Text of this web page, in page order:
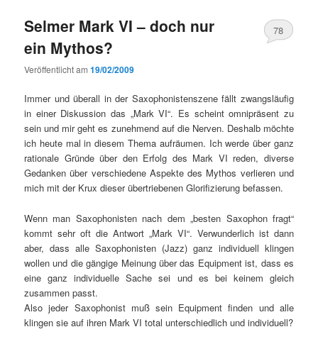
Selmer Mark VI – doch nur
ein Mythos?
Veröffentlicht am19/02/2009
78
Immer und überall in der Saxophonistenszene fällt zwangsläufig
in einer Diskussion das „Mark VI“. Es scheint omnipräsent zu
sein und mir geht es zunehmend auf die Nerven. Deshalb möchte
ich heute mal in diesem Thema aufräumen. Ich werde über ganz
rationale Gründe über den Erfolg des Mark VI reden, diverse
Gedanken über verschiedene Aspekte des Mythos verlieren und
mich mit der Krux dieser übertriebenen Glorifizierung befassen.
Wenn man Saxophonisten nach dem „besten Saxophon fragt“
kommt sehr oft die Antwort „Mark VI“. Verwunderlich ist dann
aber, dass alle Saxophonisten (Jazz) ganz individuell klingen
wollen und die gängige Meinung über das Equipment ist, dass es
eine ganz individuelle Sache sei und es bei keinem gleich
zusammen passt.
Also jeder Saxophonist muß sein Equipment finden und alle
klingen sie auf ihren Mark VI total unterschiedlich und individuell?